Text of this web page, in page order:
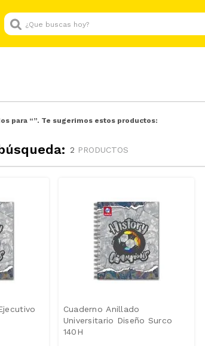
¿Que buscas hoy?
para “”. Te sugerimos estos productos:
2 PRODUCTOS
Cuaderno Anillado
Universitario Diseño Surco
140H